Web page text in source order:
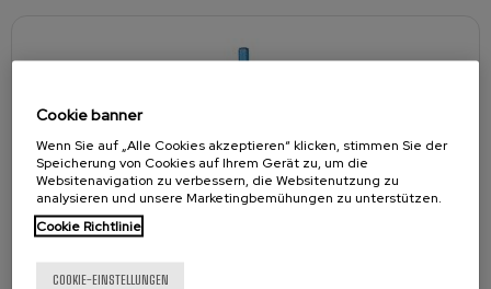
Cookie banner
Wenn Sie auf „Alle Cookies akzeptieren“ klicken, stimmen Sie der
Speicherung von Cookies auf Ihrem Gerät zu, um die
Websitenavigation zu verbessern, die Websitenutzung zu
analysieren und unsere Marketingbemühungen zu unterstützen.
Cookie Richtlinie
COOKIE-EINSTELLUNGEN